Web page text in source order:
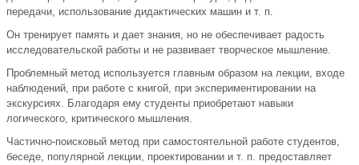
передачи, использование дидактических машин и т. п.
Он тренирует память и дает знания, но не обеспечивает радость
исследовательской работы и не развивает творческое мышление.
Проблемный метод используется главным образом на лекции, входе
наблюдений, при работе с книгой, при экспериментировании на
экскурсиях. Благодаря ему студенты приобретают навыки
логического, критического мышления.
Частично-поисковый метод при самостоятельной работе студентов,
беседе, популярной лекции, проектировании и т. п. предоставляет